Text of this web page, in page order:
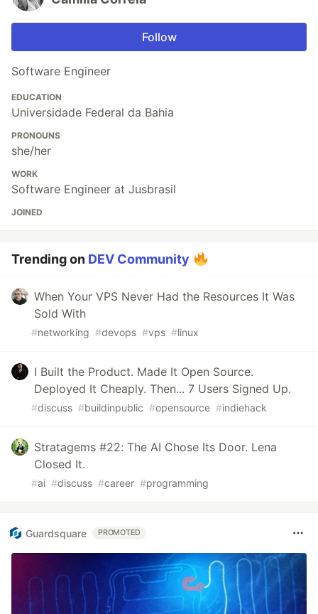
Follow
Software Engineer
EDUCATION
Universidade Federal da Bahia
PRONOUNS
she/her
WORK
Software Engineer at Jusbrasil
JOINED
Trending on DEV Community
When Your VPS Never Had the Resources It Was
Sold With
#networking #devops #vps #linux
I Built the Product. Made It Open Source.
Deployed It Cheaply. Then... 7 Users Signed Up.
#discuss #buildinpublic #opensource #indiehack
Stratagems #22: The AI Chose Its Door. Lena
Closed It.
#ai #discuss #career #programming
Guardsquare PROMOTED